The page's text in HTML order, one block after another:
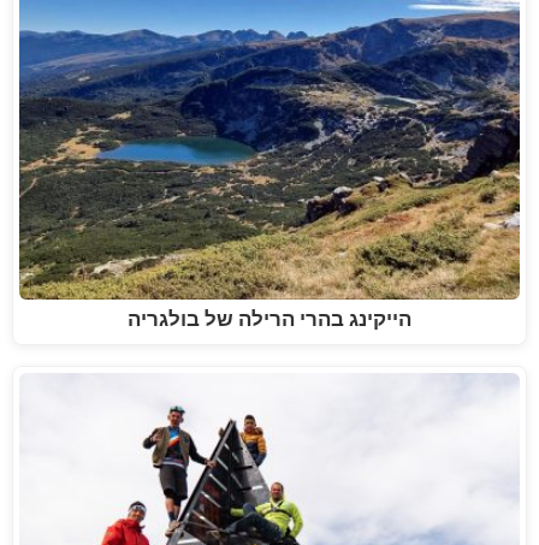
הייקינג בהרי הרילה של בולגריה